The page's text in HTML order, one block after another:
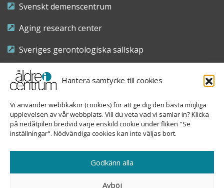
Hantera samtycke till cookies
Vi använder webbkakor (cookies) för att ge dig den bästa möjliga
upplevelsen av vår webbplats. Vill du veta vad vi samlar in? Klicka
på nedåtpilen bredvid varje enskild cookie under fliken "Se
inställningar". Nödvändiga cookies kan inte väljas bort.
Godkänn alla
Avböj
Svenskt demenscentrum
Aging research center
Sveriges gerontologiska sällskap
Riksföreningen för sjuksköterskor inom äldre- och
demensvård
Nationellt kompetenscentrum anhöriga
Sveavägen 155, 113 46 Stockholm